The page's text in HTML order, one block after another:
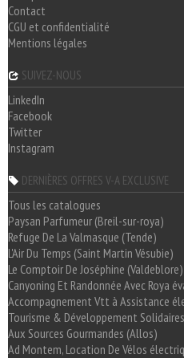
Contact
CGU et confidentialité
Mentions légales
SUIVEZ-NOUS
LinkedIn
Facebook
Twitter
Instagram
DERNIÈRES OFFRES V-A EXCLUSIVE
Tous les catalogues
Paysan Parfumeur (Breil-sur-roya)
Refuge De La Valmasque (Tende)
L'Air Du Temps (Saint Martin Vésubie)
Le Comptoir De Joséphine (Valdeblore)
Canyoning Et Randonnée Avec Roya
Accompagnement Vtt à Assistance
Tourisme & Développement
Aux Sources Gourmandes (Allos)
Ad Montem, Location De Vélos